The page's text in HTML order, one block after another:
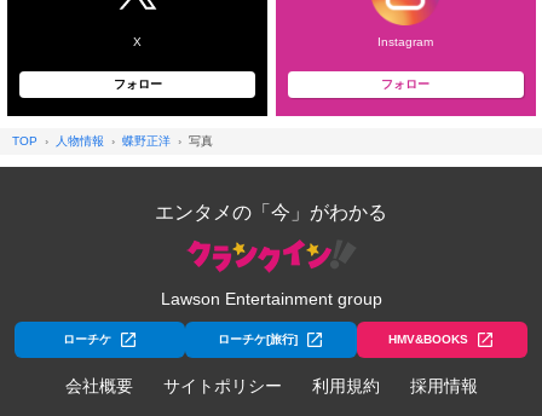
X
フォロー
Instagram
フォロー
TOP 人物情報 蝶野正洋 写真
エンタメの「今」がわかる
Lawson Entertainment group
ローチケ ローチケ[旅行] HMV&BOOKS
会社概要 サイトポリシー 利用規約 採用情報